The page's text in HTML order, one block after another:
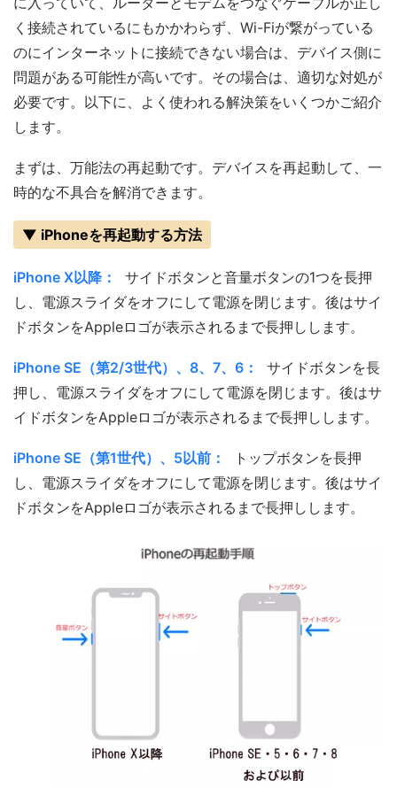
く接続されているにもかかわらず、Wi-Fiが繋がっている
のにインターネットに接続できない場合は、デバイス側に
問題がある可能性が高いです。その場合は、適切な対処が
必要です。以下に、よく使われる解決策をいくつかご紹介
します。
まずは、万能法の再起動です。デバイスを再起動して、一
時的な不具合を解消できます。
▼ iPhoneを再起動する方法
iPhone X以降：
サイドボタンと音量ボタンの1つを長押
し、電源スライダをオフにして電源を閉じます。後はサイ
ドボタンをAppleロゴが表示されるまで長押しします。
iPhone SE（第2/3世代）、8、7、6：
サイドボタンを長
押し、電源スライダをオフにして電源を閉じます。後はサ
イドボタンをAppleロゴが表示されるまで長押しします。
iPhone SE（第1世代）、5以前：
トップボタンを長押
し、電源スライダをオフにして電源を閉じます。後はサイ
ドボタンをAppleロゴが表示されるまで長押しします。